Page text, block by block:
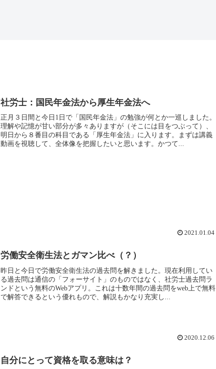
社労士：国民年金法から厚生年金法へ
正月３日間と今日1日で「国民年金法」の勉強が何とか一巡しました。
理解や記憶が甘い部分が多々ありますが（そこには目をつぶって）、
明日から８番目の科目である「厚生年金法」に入ります。まずは講義
動画を視聴して、全体像を把握したいと思います。かつて...
2021.01.04
労働安全衛生法とガマン比べ（？）
昨日と今日で労働安全衛生法の過去問を解きました。現在利用してい
る過去問は通信の「フォーサイト」のものではなく、社労士過去問ラ
ンドという無料のWebアプリ。これは十数年間の過去問をweb上で無料
で解答できるという優れもので、解説もかなり充実し...
2020.12.06
自分にとって資格を取る意味は？